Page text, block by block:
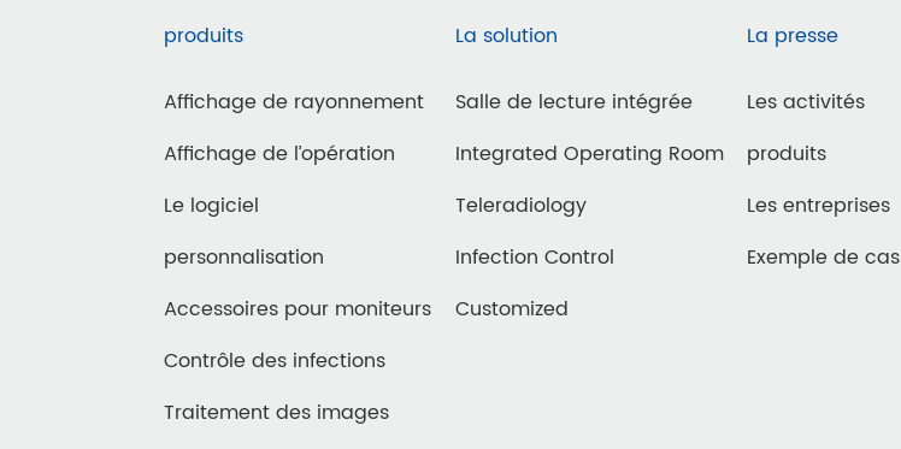
produits
Affichage de rayonnement
Affichage de l’opération
Le logiciel
personnalisation
Accessoires pour moniteurs
Contrôle des infections
Traitement des images
La solution
Salle de lecture intégrée
Integrated Operating Room
Teleradiology
Infection Control
Customized
La presse
Les activités
produits
Les entreprises
Exemple de cas